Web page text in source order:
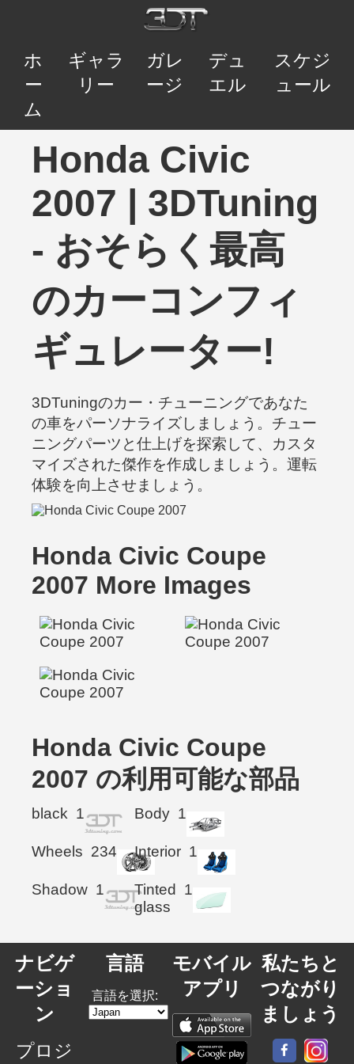
ホ
ー
ム
ギャラ
リー
ガレ
ージ
デュ
エル
スケジ
ュール
Honda Civic
2007 | 3DTuning
- おそらく最高
のカーコンフィ
ギュレーター!
3DTuningのカー・チューニングであなた
の車をパーソナライズしましょう。チュー
ニングパーツと仕上げを探索して、カスタ
マイズされた傑作を作成しましょう。運転
体験を向上させましょう。
Honda Civic Coupe
2007 More Images
Honda Civic Coupe
2007 の利用可能な部品
black 1 Body 1
Wheels 234 Interior 1
Shadow 1
Tinted
glass
1
ナビゲ
ーショ
ン
プロジ
言語
言語を選択:
モバイル
アプリ
私たちと
つながり
ましょう